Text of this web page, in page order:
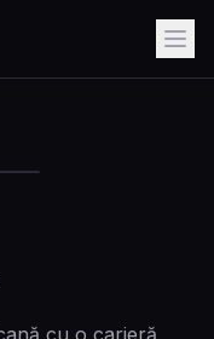
cu o carieră